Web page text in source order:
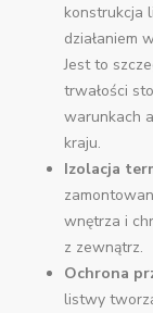
konstrukcja
działaniem
Jest to
trwałości
warunkach
kraju.
Izolacja
wnętrza i
z zewnątrz.
Ochrona
listwy